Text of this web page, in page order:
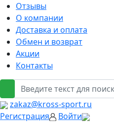
Отзывы
О компании
Доставка и оплата
Обмен и возврат
Акции
Контакты
zakaz@kross-sport.ru
Регистрация
Войти